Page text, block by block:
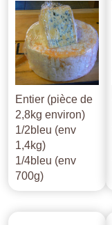
Entier (pièce de
2,8kg environ)
1/2bleu (env
1,4kg)
1/4bleu (env
700g)